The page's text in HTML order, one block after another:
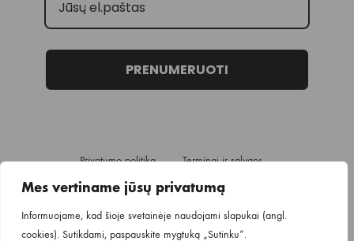
Mes vertiname jūsų privatumą
Informuojame, kad šioje svetainėje naudojami slapukai (angl.
cookies). Sutikdami, paspauskite mygtuką „Sutinku“.
PRENUMERUOTI
Privatumo politika
Terminai ir sąlygos